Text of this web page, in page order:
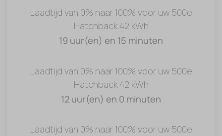
Laadtijd van 0% naar 100% voor uw 500e
Hatchback 42 kWh
19 uur(en) en 15 minuten
Laadtijd van 0% naar 100% voor uw 500e
Hatchback 42 kWh
12 uur(en) en 0 minuten
Laadtijd van 0% naar 100% voor uw 500e